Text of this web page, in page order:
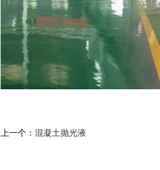
上一个： 混凝土抛光液